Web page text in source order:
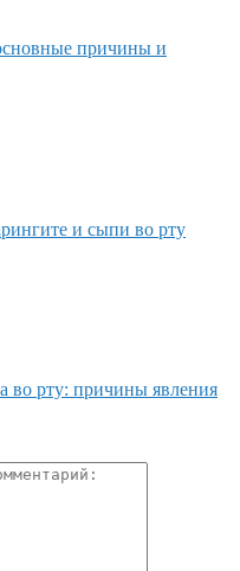
причины и
и сыпи во рту
во рту: причины явления